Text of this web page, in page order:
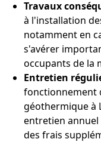
Travaux
à l'installation
notamment en
s'avérer
occupants de la
Entretien
fonctionnement
géothermique à
entretien annuel
des frais